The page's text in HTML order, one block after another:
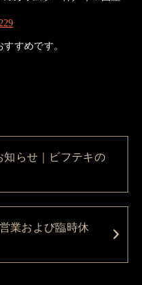
すめです。
知らせ｜ビフテキの
業および臨時休